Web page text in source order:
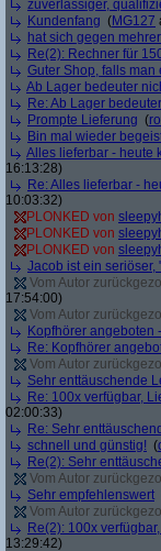
zuverlässiger,
Kundenfang (MG127
hat sich gegen
Re(2): Rechner für
Guter Shop, falls
Ab Lager bedeuter
Re: Ab Lager
Prompte Lieferung (
Bin mal wieder
Alles lieferbar - heute
16:13:28)
Re: Alles lieferbar -
10:03:32)
PLONKED von
PLONKED von
PLONKED von
Jacob ist ein seriöser,
Vom Autor
17:54:00)
Vom Autor
Kopfhörer angeboten
Re: Kopfhörer
Vom Autor
Sehr enttäuschende
Re: 100x verfügbar,
02:00:33)
Re: Sehr
schnell und günstig! (
Re(2): Sehr
Vom Autor
Sehr empfehlenswert
Vom Autor
Re(2): 100x
13:29:42)